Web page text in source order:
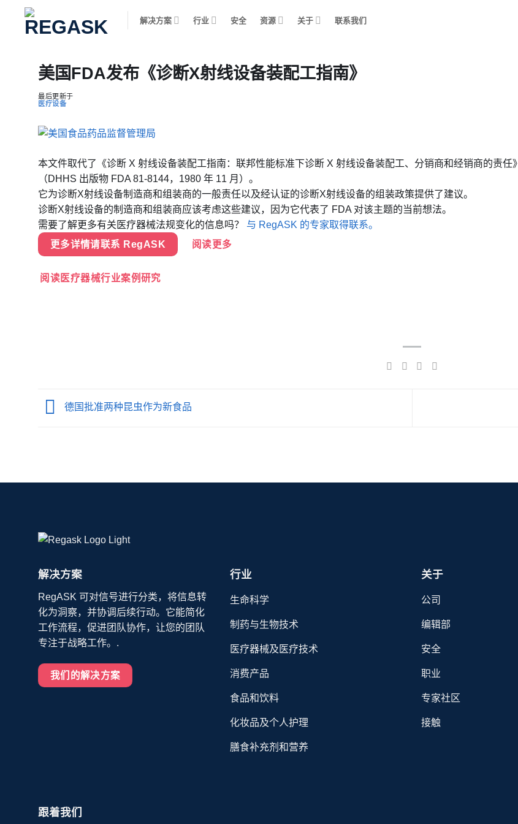
解决方案 行业 安全 资源 关于 联系我们
美国FDA发布《诊断X射线设备装配工指南》
最后更新于
医疗设备
本文件取代了《诊断 X 射线设备装配工指南：联邦性能标准下诊断 X 射线设备装配工、分销商和经销商的责任》
（DHHS 出版物 FDA 81-8144，1980 年 11 月）。
它为诊断X射线设备制造商和组装商的一般责任以及经认证的诊断X射线设备的组装政策提供了建议。
诊断X射线设备的制造商和组装商应该考虑这些建议，因为它代表了 FDA 对该主题的当前想法。
需要了解更多有关医疗器械法规变化的信息吗？ 与 RegASK 的专家取得联系。
更多详情请联系 RegASK
阅读更多
阅读医疗器械行业案例研究
德国批准两种昆虫作为新食品
解决方案
RegASK 可对信号进行分类，将信息转
化为洞察，并协调后续行动。它能简化
工作流程，促进团队协作，让您的团队
专注于战略工作。.
我们的解决方案
行业
生命科学
制药与生物技术
医疗器械及医疗技术
消费产品
食品和饮料
化妆品及个人护理
膳食补充剂和营养
关于
公司
编辑部
安全
职业
专家社区
接触
跟着我们